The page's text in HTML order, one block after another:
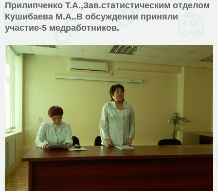
Прилипченко Т.А.,Зав.статистическим отделом
Кушибаева М.А..В обсуждении приняли
участие-5 медработников.